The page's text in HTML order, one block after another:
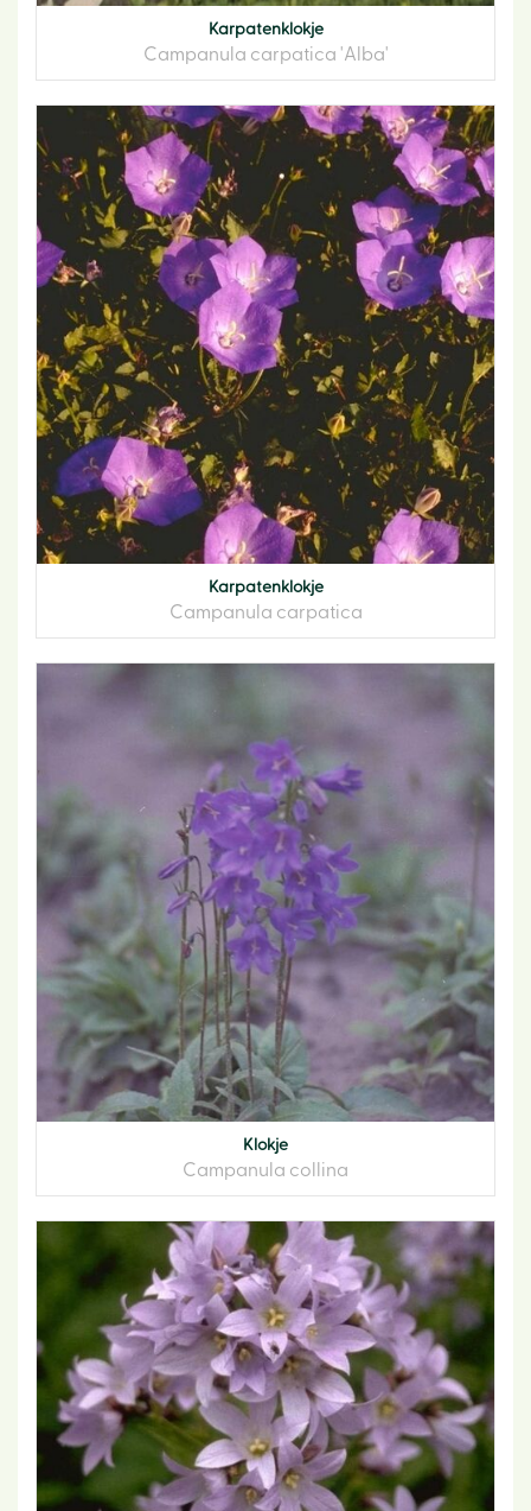
Karpatenklokje
Campanula carpatica 'Alba'
Karpatenklokje
Campanula carpatica
Klokje
Campanula collina